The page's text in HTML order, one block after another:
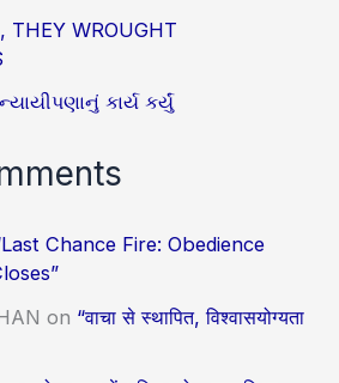
THEY WROUGHT
કાર્ય કર્યું
Chance Fire: Obedience
on “वाचा से स्थापित, विश्वासयोग्यता